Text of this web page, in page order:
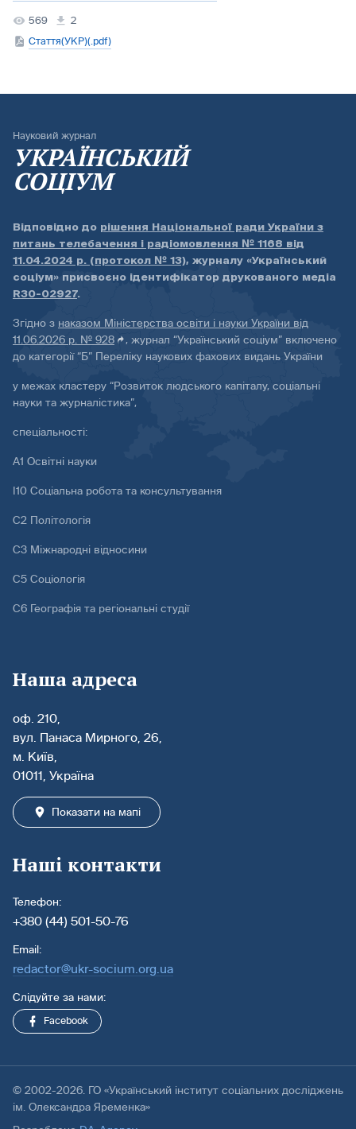
569
2
Стаття(УКР)(.pdf)
Науковий журнал
УКРАЇНСЬКИЙ
СОЦІУМ
Відповідно до рішення Національної ради України з
питань телебачення і радіомовлення № 1168 від
11.04.2024 р. (протокол № 13), журналу «Український
соціум» присвоєно ідентифікатор друкованого медіа
R30-02927.
Згідно з наказом Міністерства освіти і науки України від
11.06.2026 р. № 928
, журнал “Український соціум” включено
до категорії “Б” Переліку наукових фахових видань України
у межах кластеру “Розвиток людського капіталу, соціальні
науки та журналістика”,
спеціальності:
А1 Освітні науки
І10 Соціальна робота та консультування
С2 Політологія
С3 Міжнародні відносини
С5 Соціологія
С6 Географія та регіональні студії
Наша адреса
оф. 210,
вул. Панаса Мирного, 26,
м. Київ,
01011, Україна
Показати на мапі
Наші контакти
Телефон:
+380 (44) 501-50-76
Email:
redactor@ukr-socium.org.ua
Слідуйте за нами:
Facebook
© 2002-2026. ГО «Український інститут соціальних досліджень
ім. Олександра Яременка»